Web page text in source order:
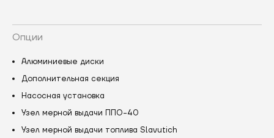
Опции
Алюминиевые диски
Дополнительная секция
Насосная установка
Узел мерной выдачи ППО-40
Узел мерной выдачи топлива Slavutich